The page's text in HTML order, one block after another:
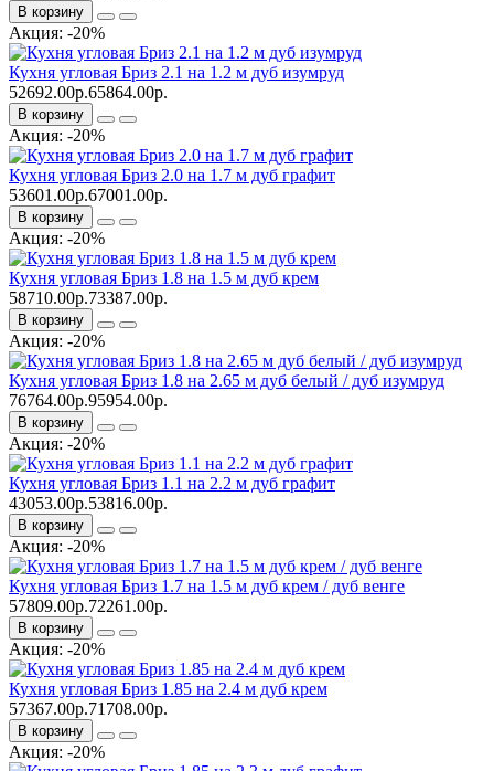
В корзину
Акция: -20%
Кухня угловая Бриз 2.1 на 1.2 м дуб изумруд
52692.00р.65864.00р.
В корзину
Акция: -20%
Кухня угловая Бриз 2.0 на 1.7 м дуб графит
53601.00р.67001.00р.
В корзину
Акция: -20%
Кухня угловая Бриз 1.8 на 1.5 м дуб крем
58710.00р.73387.00р.
В корзину
Акция: -20%
Кухня угловая Бриз 1.8 на 2.65 м дуб белый / дуб изумруд
76764.00р.95954.00р.
В корзину
Акция: -20%
Кухня угловая Бриз 1.1 на 2.2 м дуб графит
43053.00р.53816.00р.
В корзину
Акция: -20%
Кухня угловая Бриз 1.7 на 1.5 м дуб крем / дуб венге
57809.00р.72261.00р.
В корзину
Акция: -20%
Кухня угловая Бриз 1.85 на 2.4 м дуб крем
57367.00р.71708.00р.
В корзину
Акция: -20%